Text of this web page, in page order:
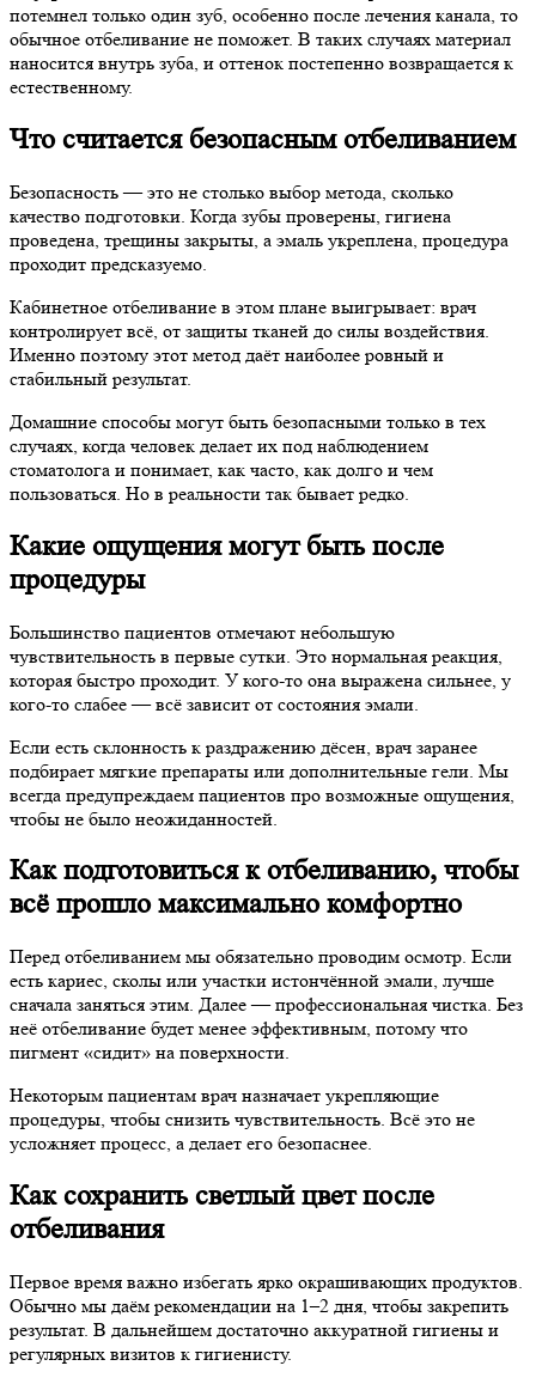
потемнел только один зуб, особенно после лечения канала, то
обычное отбеливание не поможет. В таких случаях материал
наносится внутрь зуба, и оттенок постепенно возвращается к
естественному.
Что считается безопасным отбеливанием
Безопасность — это не столько выбор метода, сколько
качество подготовки. Когда зубы проверены, гигиена
проведена, трещины закрыты, а эмаль укреплена, процедура
проходит предсказуемо.
Кабинетное отбеливание в этом плане выигрывает: врач
контролирует всё, от защиты тканей до силы воздействия.
Именно поэтому этот метод даёт наиболее ровный и
стабильный результат.
Домашние способы могут быть безопасными только в тех
случаях, когда человек делает их под наблюдением
стоматолога и понимает, как часто, как долго и чем
пользоваться. Но в реальности так бывает редко.
Какие ощущения могут быть после
процедуры
Большинство пациентов отмечают небольшую
чувствительность в первые сутки. Это нормальная реакция,
которая быстро проходит. У кого-то она выражена сильнее, у
кого-то слабее — всё зависит от состояния эмали.
Если есть склонность к раздражению дёсен, врач заранее
подбирает мягкие препараты или дополнительные гели. Мы
всегда предупреждаем пациентов про возможные ощущения,
чтобы не было неожиданностей.
Как подготовиться к отбеливанию, чтобы
всё прошло максимально комфортно
Перед отбеливанием мы обязательно проводим осмотр. Если
есть кариес, сколы или участки истончённой эмали, лучше
сначала заняться этим. Далее — профессиональная чистка. Без
неё отбеливание будет менее эффективным, потому что
пигмент «сидит» на поверхности.
Некоторым пациентам врач назначает укрепляющие
процедуры, чтобы снизить чувствительность. Всё это не
усложняет процесс, а делает его безопаснее.
Как сохранить светлый цвет после
отбеливания
Первое время важно избегать ярко окрашивающих продуктов.
Обычно мы даём рекомендации на 1–2 дня, чтобы закрепить
результат. В дальнейшем достаточно аккуратной гигиены и
регулярных визитов к гигиенисту.